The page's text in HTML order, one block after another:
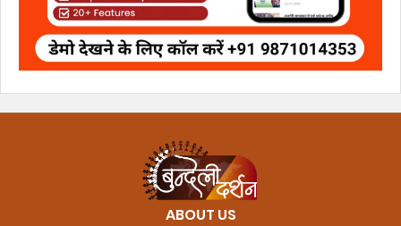
ABOUT US